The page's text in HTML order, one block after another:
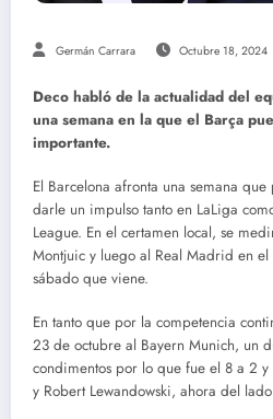
Germán Carrara Octubre 18, 2024
Deco habló de la actualidad del
una semana en la que el Barça
importante.
El Barcelona afronta una semana
darle un impulso tanto en LaLiga
League. En el certamen local, se
Montjuic y luego al Real Madrid en el
sábado que viene.
En tanto que por la competencia
23 de octubre al Bayern Munich, un
condimentos por lo que fue el 8 a 2
y Robert Lewandowski, ahora del